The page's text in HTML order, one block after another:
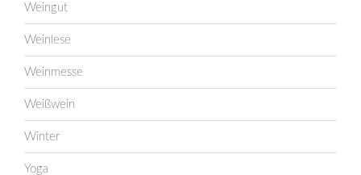
Weingut
Weinlese
Weinmesse
Weißwein
Winter
Yoga